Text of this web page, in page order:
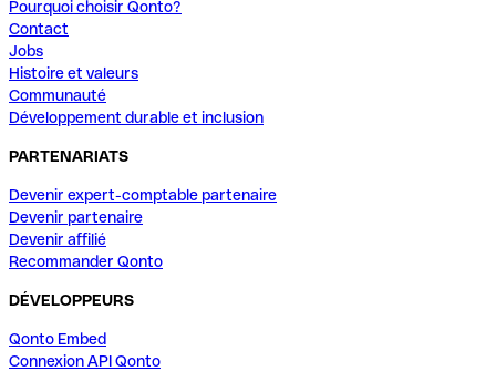
Pourquoi choisir Qonto?
Contact
Jobs
Histoire et valeurs
Communauté
Développement durable et inclusion
PARTENARIATS
Devenir expert-comptable partenaire
Devenir partenaire
Devenir affilié
Recommander Qonto
DÉVELOPPEURS
Qonto Embed
Connexion API Qonto